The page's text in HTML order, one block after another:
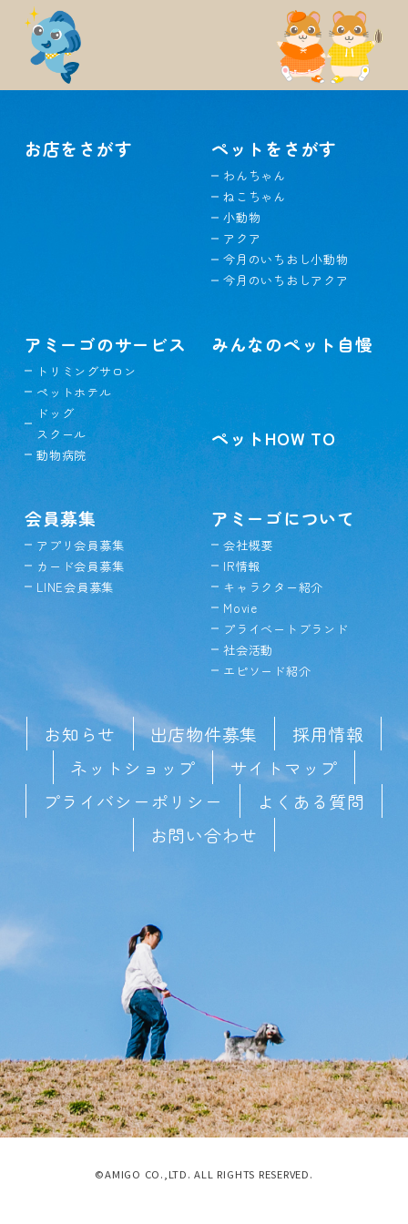
お店をさがす ペットをさがす
わんちゃん
ねこちゃん
小動物
アクア
今月のいちおし小動物
今月のいちおしアクア
アミーゴのサービス
トリミングサロン
ペットホテル
ドッグ
スクール
動物病院
みんなのペット自慢
ペットHOW TO
会員募集
アプリ会員募集
カード会員募集
LINE会員募集
アミーゴについて
会社概要
IR情報
キャラクター紹介
Movie
プライベートブランド
社会活動
エピソード紹介
お知らせ 出店物件募集
採用情報
ネットショップ
サイトマップ
プライバシーポリシー
よくある質問
お問い合わせ
©AMIGO CO.,LTD. ALL RIGHTS RESERVED.